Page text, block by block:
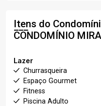
Itens do
CONDOMÍNIO
Lazer
Churrasqueira
Espaço Gourmet
Fitness
Piscina Adulto